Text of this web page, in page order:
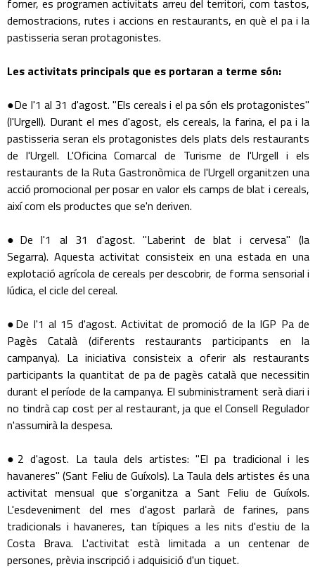
forner, es programen activitats arreu del territori, com tastos,
demostracions, rutes i accions en restaurants, en què el pa i la
pastisseria seran protagonistes.
Les activitats principals que es portaran a terme són:
●De l'1 al 31 d'agost. "Els cereals i el pa són els protagonistes"
(l'Urgell). Durant el mes d'agost, els cereals, la farina, el pa i la
pastisseria seran els protagonistes dels plats dels restaurants
de l'Urgell. L'Oficina Comarcal de Turisme de l'Urgell i els
restaurants de la Ruta Gastronòmica de l'Urgell organitzen una
acció promocional per posar en valor els camps de blat i cereals,
així com els productes que se'n deriven.
●De l'1 al 31 d'agost. "Laberint de blat i cervesa" (la
Segarra). Aquesta activitat consisteix en una estada en una
explotació agrícola de cereals per descobrir, de forma sensorial i
lúdica, el cicle del cereal.
●De l'1 al 15 d'agost. Activitat de promoció de la IGP Pa de
Pagès Català (diferents restaurants participants en la
campanya). La iniciativa consisteix a oferir als restaurants
participants la quantitat de pa de pagès català que necessitin
durant el període de la campanya. El subministrament serà diari i
no tindrà cap cost per al restaurant, ja que el Consell Regulador
n'assumirà la despesa.
●2 d'agost. La taula dels artistes: "El pa tradicional i les
havaneres" (Sant Feliu de Guíxols). La Taula dels artistes és una
activitat mensual que s'organitza a Sant Feliu de Guíxols.
L'esdeveniment del mes d'agost parlarà de farines, pans
tradicionals i havaneres, tan típiques a les nits d'estiu de la
Costa Brava. L'activitat està limitada a un centenar de
persones, prèvia inscripció i adquisició d'un tiquet.